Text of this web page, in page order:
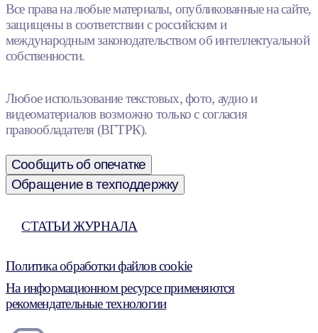
Все права на любые материалы, опубликованные на сайте,
защищены в соответствии с российским и
международным законодательством об интеллектуальной
собственности.
Любое использование текстовых, фото, аудио и
видеоматериалов возможно только с согласия
правообладателя (ВГТРК).
Сообщить об опечатке
Обращение в техподдержку
СТАТЬИ ЖУРНАЛА
Политика обработки файлов cookie
На информационном ресурсе применяются
рекомендательные технологии